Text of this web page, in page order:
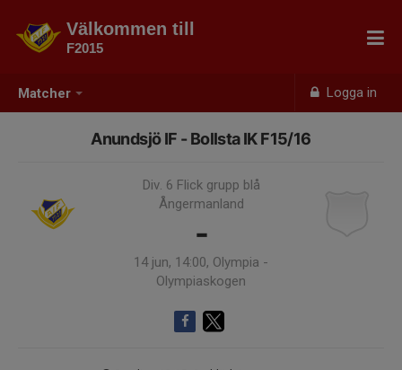
Matcher Logga in
Välkommen till
F2015
Anundsjö IF - Bollsta IK F15/16
Div. 6 Flick grupp blå
Ångermanland
-
14 jun, 14:00, Olympia -
Olympiaskogen